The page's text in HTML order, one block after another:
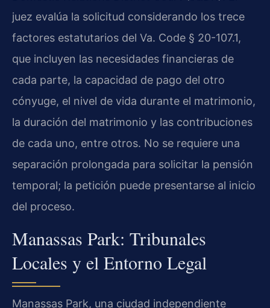
juez evalúa la solicitud considerando los trece
factores estatutarios del Va. Code § 20-107.1,
que incluyen las necesidades financieras de
cada parte, la capacidad de pago del otro
cónyuge, el nivel de vida durante el matrimonio,
la duración del matrimonio y las contribuciones
de cada uno, entre otros. No se requiere una
separación prolongada para solicitar la pensión
temporal; la petición puede presentarse al inicio
del proceso.
Manassas Park: Tribunales
Locales y el Entorno Legal
Manassas Park, una ciudad independiente